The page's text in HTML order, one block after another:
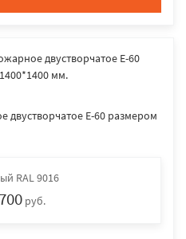
двустворчатое E-60 размером
RAL 9016
руб.